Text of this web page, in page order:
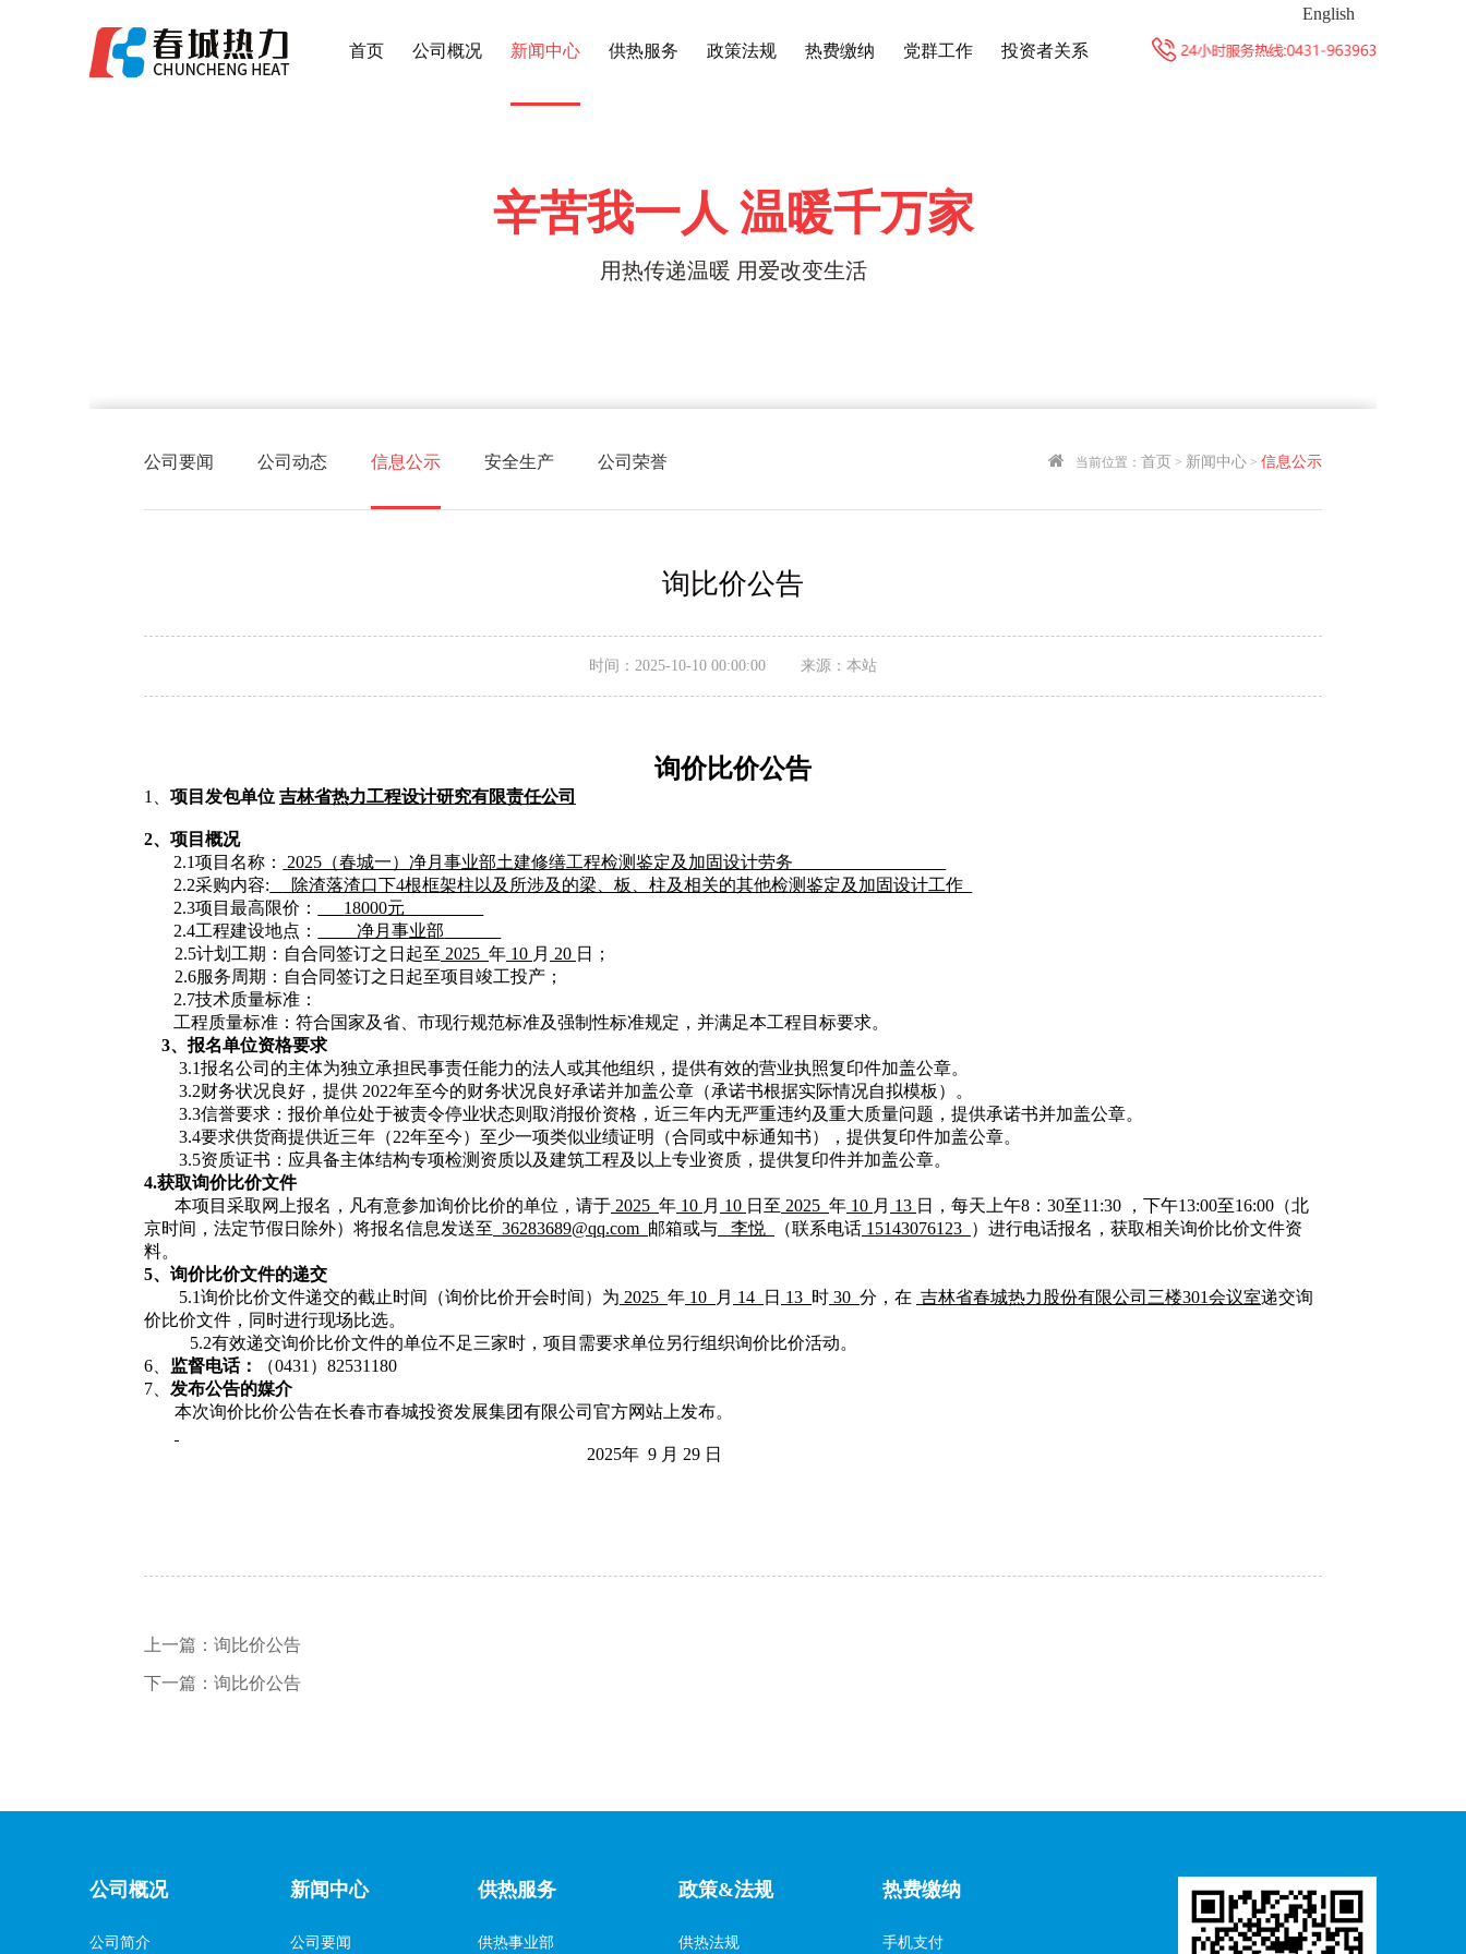
首页 公司概况 新闻中心 供热服务 政策法规 热费缴纳 党群工作 投资者关系
English
辛苦我一人 温暖千万家
用热传递温暖 用爱改变生活
公司要闻 公司动态 信息公示 安全生产 公司荣誉 当前位置： 首页 > 新闻中心 > 信息公示
询比价公告
时间：2025-10-10 00:00:00 来源：本站
询价比价公告
1、 项目发包单位 吉林省热力工程设计研究有限责任公司
2、项目概况
2.1项目名称：
2025（春城一）净月事业部土建修缮工程检测鉴定及加固设计劳务
2.2采购内容: 除渣落渣口下4根框架柱以及所涉及的梁、板、柱及相关的其他检测鉴定及加固设计工作
2.3项目最高限价：
18000元
2.4工程建设地点：
净月事业部
2.5计划工期：自合同签订之日起至 2025 年 10 月 20 日
；
2.6服务周期：自合同签订之日起至项目竣工投产；
2.7技术质量标准：
工程质量标准：符合国家及省、市现行规范标准及强制性标准规定，并满足本工程目标要求。
3、 报名单位资格要求
3.1报名公司的主体为独立承担民事责任能力的法人或其他组织，提供有效的营业执照复印件加盖公章。
3.2财务状况良好，提供 2022年至今的财务状况良好承诺并加盖公章（承诺书根据实际情况自拟模板）。
3.3信誉要求：报价单位处于被责令停业状态则取消报价资格，近三年内无严重违约及重大质量问题，提供承诺书并加盖公章。
3.4要求供货商提供近三年（22年至今）至少一项类似业绩证明（合同或中标通知书），提供复印件加盖公章。
3.5资质证书：应具备主体结构专项检测资质以及建筑工程及以上专业资质， 提供复印件并加盖公章。
4.获取询价比价文件
本项目采取网上报名，凡有意参加询价比价的单位，请于 2025 年 10 月 10 日至 2025 年 10 月 13 日 ，每天上午8： 30至11:30 ，下午13:00至16:00（北
京时间，法定节假日除外）将报名信息发送至 36283689@qq.com 邮箱或与 李悦 （联系电话 15143076123 ）进行电话报名，获取相关询价比价文件资
料。
5、 询价比价文件的递交
5.1询价比价文件递交的截止时间（询价比价开会时间）为 2025 年 10 月 14 日 13 时 30 分， 在 吉林省春城热力股份有限公司 三楼301会议室递交询
价比价文件，同时进行现场比选。
5.2有效递交询价比价文件的单位不足三家时，项目需要求单位另行组织询价比价活动。
6、 监督电话： （0431）82531180
7、 发布公告的媒介
本次询价比价公告在长春市春城投资发展集团有限公司官方网站上发布。
2025年 9 月 29 日
上一篇： 询比价公告
下一篇： 询比价公告
公司概况
公司简介
新闻中心
公司要闻
供热服务
供热事业部
政策&法规
供热法规
热费缴纳
手机支付